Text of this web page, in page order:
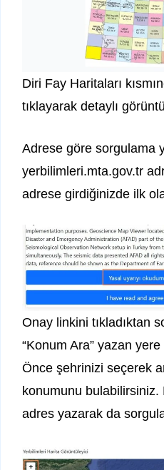
Diri Fay Haritaları
tıklayarak detaylı
Adrese göre sorgulama
yerbilimleri.mta.gov.tr
adrese girdiğinizde ilk
Onay linkini tıkladıktan
“Konum Ara” yazan yere
Önce şehrinizi seçerek
konumunu bulabilirsiniz.
adres yazarak da